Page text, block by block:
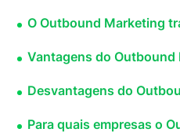
O Outbound Marketing
Vantagens do Outbound
Desvantagens do
Para quais empresas o